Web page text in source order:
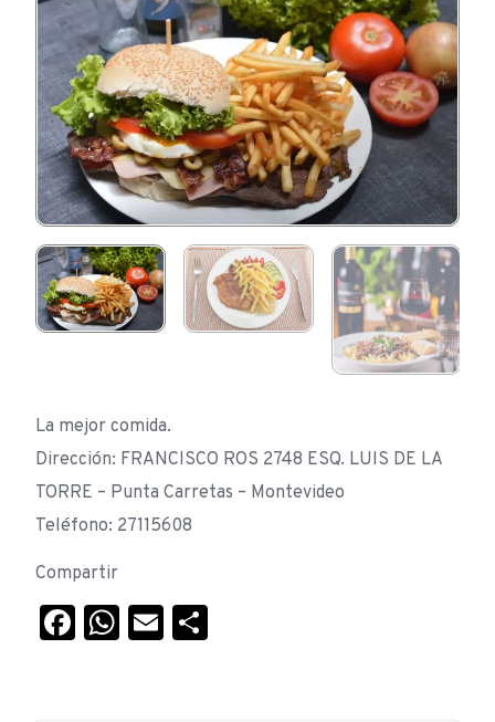
La mejor comida.
Dirección: FRANCISCO ROS 2748 ESQ. LUIS DE LA
TORRE – Punta Carretas – Montevideo
Teléfono: 27115608
Compartir
Facebook
WhatsApp
Email